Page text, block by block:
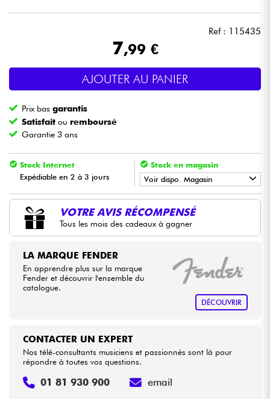
Batteries & Percu
Vents
Eveil Musical
Câbles & Access.
Packs
Ref : 115435
7,99 €
AJOUTER AU PANIER
Prix basgarantis
Satisfait ou remboursé
Garantie 3 ans
Stock Internet
Expédiable en 2 à 3 jours
Stock en magasin
Voir dispo. Magasin
• Star'SMusicBORDEAUX
• Star 'SMusic
MusicLILLE
• Music
PARIS
VOTRE AVIS RÉCOMPENSÉ
Tous les mois des cadeaux à gagner
LA MARQUE FENDER
En apprendre plus sur la marque
Fender et découvrir l'ensemble du
catalogue.
DÉCOUVRIR
CONTACTER UN EXPERT
Nos télé-consultants musiciens et passionnés sont là pour
répondre à toutes vos questions.
01 81 930 900 email